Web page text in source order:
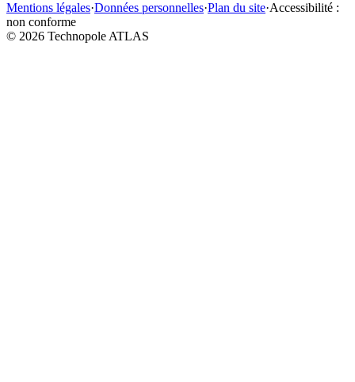
Mentions légales·Données personnelles·Plan du site·Accessibilité :
non conforme
© 2026 Technopole ATLAS